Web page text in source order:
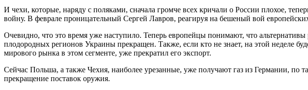
И чехи, которые, наряду с поляками, сначала громче всех кричали о России плохое,
войну. В феврале проницательный Сергей Лавров, реагируя на бешеный вой
Очевидно, что это время уже наступило. Теперь европейцы понимают, что
плодородных регионов Украины прекращен. Также, если кто не знает, на этой неделе
мирового рынка в этом сегменте, уже прекратил его экспорт.
Сейчас Польша, а также Чехия, наиболее урезанные, уже получают газ из Германии,
прекращение поставок оружия.